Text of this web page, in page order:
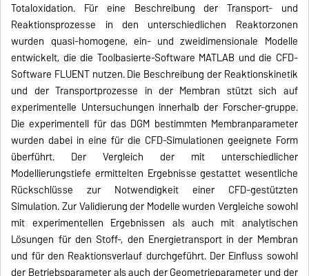
Totaloxidation. Für eine Beschreibung der Transport- und
Reaktionsprozesse in den unterschiedlichen Reaktorzonen
wurden quasi-homogene, ein- und zweidimensionale Modelle
entwickelt, die die Toolbasierte-Software MATLAB und die CFD-
Software FLUENT nutzen. Die Beschreibung der Reaktionskinetik
und der Transportprozesse in der Membran stützt sich auf
experimentelle Untersuchungen innerhalb der Forscher-gruppe.
Die experimentell für das DGM bestimmten Membranparameter
wurden dabei in eine für die CFD-Simulationen geeignete Form
überführt. Der Vergleich der mit unterschiedlicher
Modellierungstiefe ermittelten Ergebnisse gestattet wesentliche
Rückschlüsse zur Notwendigkeit einer CFD-gestützten
Simulation. Zur Validierung der Modelle wurden Vergleiche sowohl
mit experimentellen Ergebnissen als auch mit analytischen
Lösungen für den Stoff-, den Energietransport in der Membran
und für den Reaktionsverlauf durchgeführt. Der Einfluss sowohl
der Betriebsparameter als auch der Geometrieparameter und der